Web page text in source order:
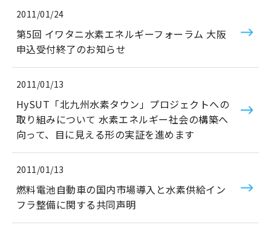
2011/01/24
第5回 イワタニ水素エネルギーフォーラム 大阪
申込受付終了のお知らせ
2011/01/13
HySUT「北九州水素タウン」プロジェクトへの
取り組みについて 水素エネルギー社会の構築へ
向って、目に見える形の実証を進めます
2011/01/13
燃料電池自動車の国内市場導入と水素供給イン
フラ整備に関する共同声明